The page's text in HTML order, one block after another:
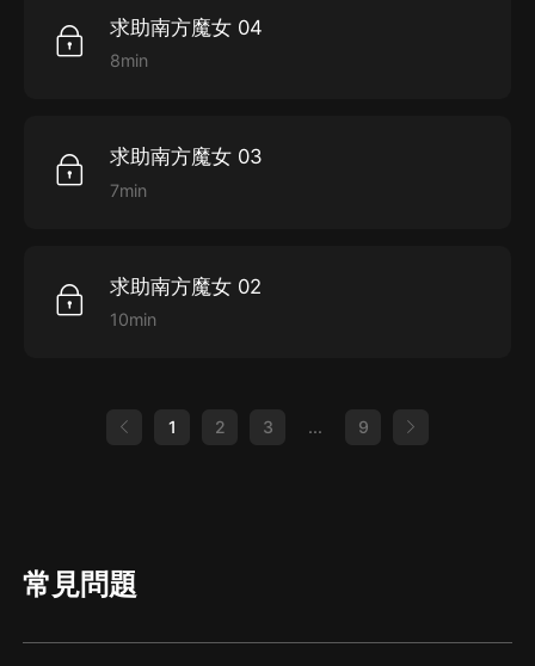
求助南方魔女 04
8min
求助南方魔女 03
7min
求助南方魔女 02
10min
1 2 3 ... 9
常見問題